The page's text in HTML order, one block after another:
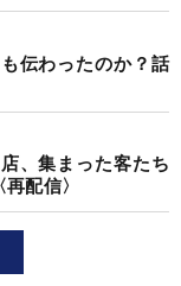
伝わったのか？話
、集まった客たち
配信〉